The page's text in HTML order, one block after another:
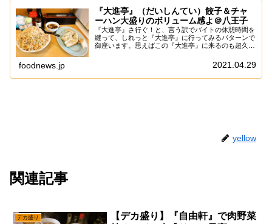
『大進亭』（だいしんてい）餃子＆チャ
ーハン大盛りのボリューム感よ＠八王子
『大進亭』さ行ぐ！と、言う訳でバイトの休憩時間を
縫って、しれっと『大進亭』に行ってみるパターンで
御座います。思えばこの『大進亭』に来るのも超久し
原から遠いので、バイクでもなかなか行くのにモチ
foodnews.jp 2021.04.29
yellow
関連記事
デカ盛り
【デカ盛り】『自由軒』で肉野菜